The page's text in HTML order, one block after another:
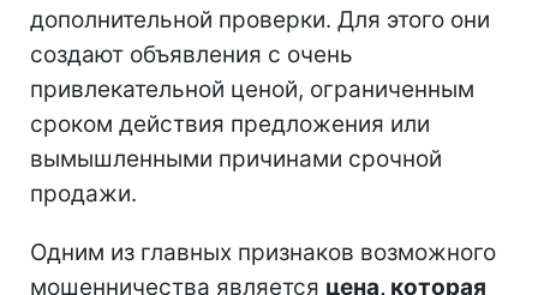
дополнительной проверки. Для этого они
создают объявления с очень
привлекательной ценой, ограниченным
сроком действия предложения или
вымышленными причинами срочной
продажи.
Одним из главных признаков возможного
мошенничества является цена, которая